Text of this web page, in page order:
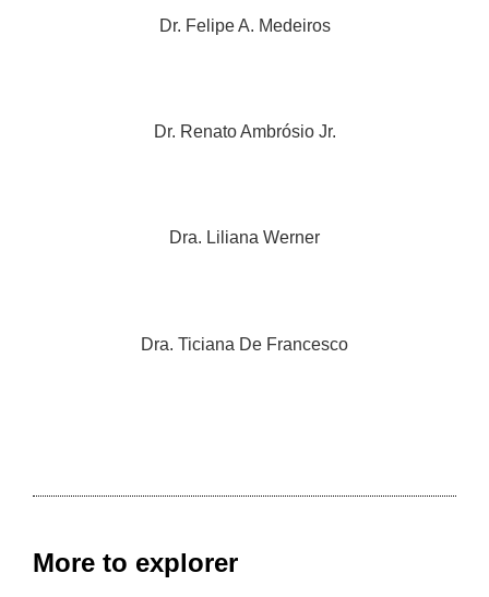
Dr. Felipe A. Medeiros
Dr. Renato Ambrósio Jr.
Dra. Liliana Werner
Dra. Ticiana De Francesco
More to explorer